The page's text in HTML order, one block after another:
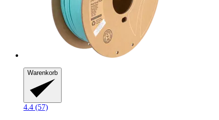
Warenkorb
4.4 (57)